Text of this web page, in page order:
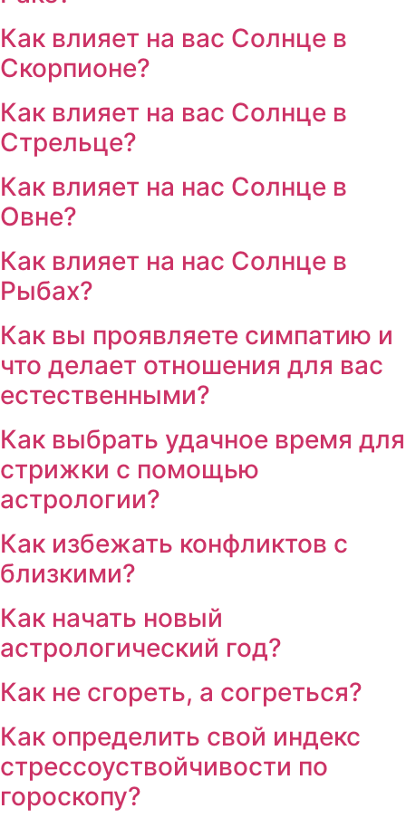
Как влияет на вас Солнце в
Скорпионе?
Как влияет на вас Солнце в
Стрельце?
Как влияет на нас Солнце в
Овне?
Как влияет на нас Солнце в
Рыбах?
Как вы проявляете симпатию и
что делает отношения для вас
естественными?
Как выбрать удачное время для
стрижки с помощью
астрологии?
Как избежать конфликтов с
близкими?
Как начать новый
астрологический год?
Как не сгореть, а согреться?
Как определить свой индекс
стрессоуствойчивости по
гороскопу?